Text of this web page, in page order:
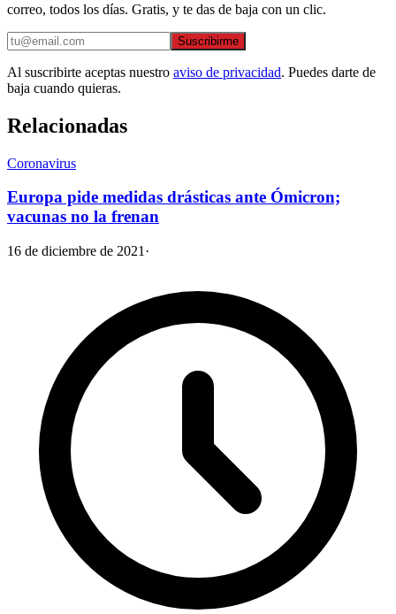
correo, todos los días. Gratis, y te das de baja con un clic.
Suscribirme
Al suscribirte aceptas nuestro aviso de privacidad. Puedes darte de
baja cuando quieras.
Relacionadas
Coronavirus
Europa pide medidas drásticas ante Ómicron;
vacunas no la frenan
16 de diciembre de 2021 ·